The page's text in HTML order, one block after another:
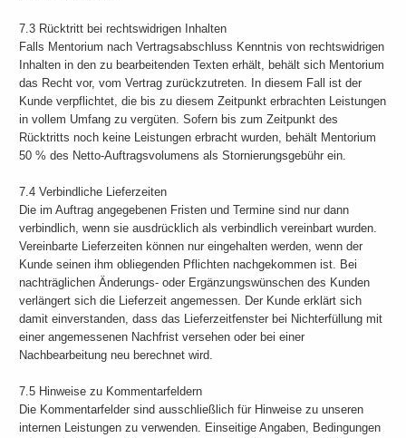
7.3 Rücktritt bei rechtswidrigen Inhalten
Falls Mentorium nach Vertragsabschluss Kenntnis von rechtswidrigen
Inhalten in den zu bearbeitenden Texten erhält, behält sich Mentorium
das Recht vor, vom Vertrag zurückzutreten. In diesem Fall ist der
Kunde verpflichtet, die bis zu diesem Zeitpunkt erbrachten Leistungen
in vollem Umfang zu vergüten. Sofern bis zum Zeitpunkt des
Rücktritts noch keine Leistungen erbracht wurden, behält Mentorium
50 % des Netto-Auftragsvolumens als Stornierungsgebühr ein.
7.4 Verbindliche Lieferzeiten
Die im Auftrag angegebenen Fristen und Termine sind nur dann
verbindlich, wenn sie ausdrücklich als verbindlich vereinbart wurden.
Vereinbarte Lieferzeiten können nur eingehalten werden, wenn der
Kunde seinen ihm obliegenden Pflichten nachgekommen ist. Bei
nachträglichen Änderungs- oder Ergänzungswünschen des Kunden
verlängert sich die Lieferzeit angemessen. Der Kunde erklärt sich
damit einverstanden, dass das Lieferzeitfenster bei Nichterfüllung mit
einer angemessenen Nachfrist versehen oder bei einer
Nachbearbeitung neu berechnet wird.
7.5 Hinweise zu Kommentarfeldern
Die Kommentarfelder sind ausschließlich für Hinweise zu unseren
internen Leistungen zu verwenden. Einseitige Angaben, Bedingungen